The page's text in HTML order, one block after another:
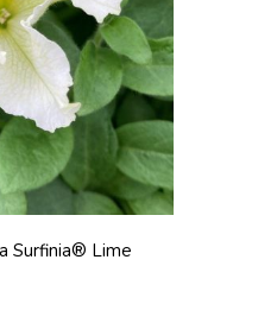
Surfinia® Lime